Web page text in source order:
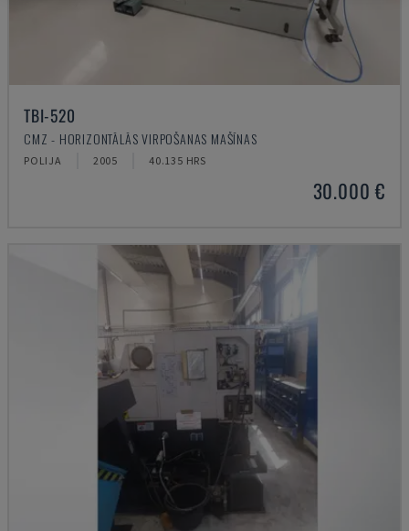
TBI-520
CMZ - HORIZONTĀLĀS VIRPOŠANAS MAŠĪNAS
POLIJA 2005 40.135 HRS
30.000 €